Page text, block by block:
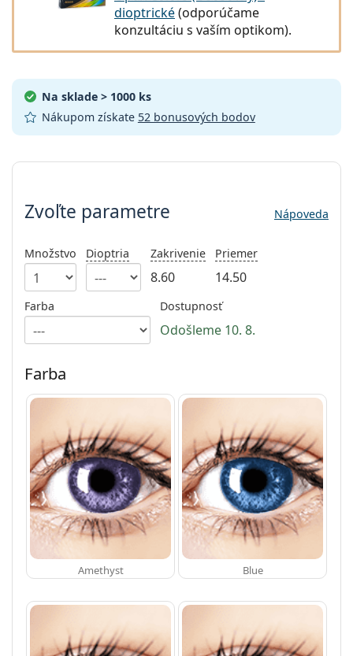
Persol
dioptrické(odporúčame
konzultáciu s vaším optikom).
Na sklade > 1000 ks
Nákupom získate 52 bonusových bodov
Zvoľte parametre
Zvoľte parametre Nápoveda
Množstvo Dioptria Zakrivenie
8.60
Priemer
14.50
Farba Dostupnosť
Odošleme 10. 8.
Farba
Amethyst Blue